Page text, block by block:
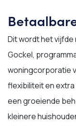
Dit wordt het vijfde
Gockel,
woningcorporatie
flexibiliteit en
een groeiende
kleinere